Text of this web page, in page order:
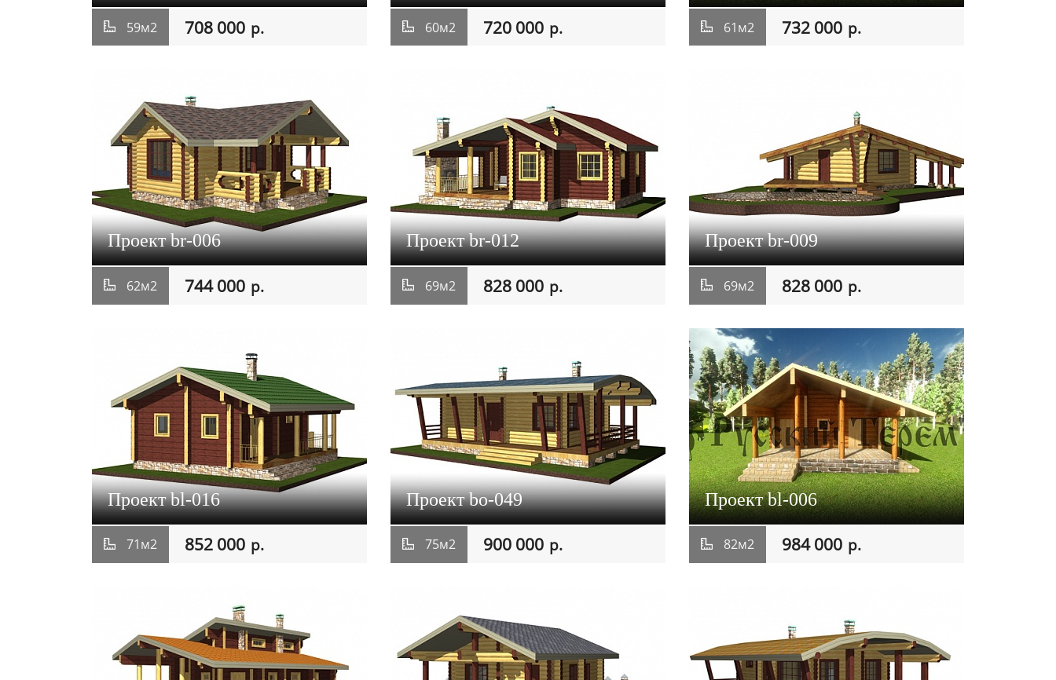
59м2 708 000 р. 60м2 720 000 р. 61м2 732 000 р.
Проект br-006
62м2 744 000 р.
Проект br-012
69м2 828 000 р.
Проект br-009
69м2 828 000 р.
Проект bl-016
71м2 852 000 р.
Проект bo-049
75м2 900 000 р.
Проект bl-006
82м2 984 000 р.